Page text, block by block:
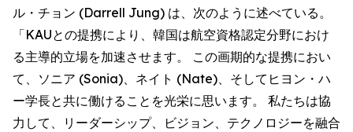
ル・チョン (Darrell Jung) は、次のように述べている。
「KAUとの提携により、韓国は航空資格認定分野におけ
る主導的立場を加速させます。 この画期的な提携におい
て、ソニア (Sonia)、ネイト (Nate)、そしてヒヨン・ハ
ー学長と共に働けることを光栄に思います。 私たちは協
力して、リーダーシップ、ビジョン、テクノロジーを融合